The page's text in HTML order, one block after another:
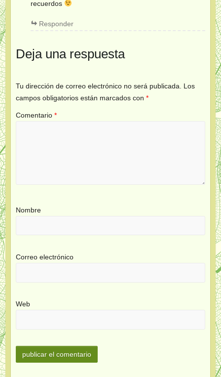
recuerdos
Responder
Deja una respuesta
Tu dirección de correo electrónico no será publicada.
Los
campos obligatorios están marcados con *
Comentario *
Nombre
Correo electrónico
Web